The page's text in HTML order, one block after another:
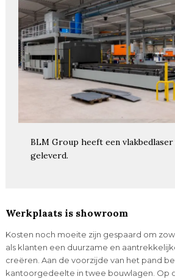
BLM Group heeft een vlakbedlaser
geleverd.
Werkplaats is showroom
Kosten noch moeite zijn gespaard om
als klanten een duurzame en
creëren. Aan de voorzijde van het pand
kantoorgedeelte in twee bouwlagen. Op